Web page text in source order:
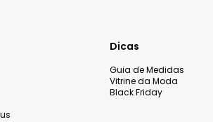
Dicas
Guia de Medidas
Vitrine da Moda
Black Friday